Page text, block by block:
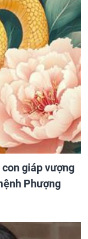
giáp vượng
Phượng